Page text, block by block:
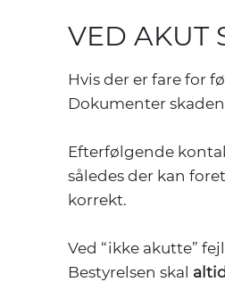
VED AKUT
Hvis der er fare for
Dokumenter
Efterfølgende
således der kan
korrekt.
Ved “ikke akutte”
Bestyrelsen skal altid